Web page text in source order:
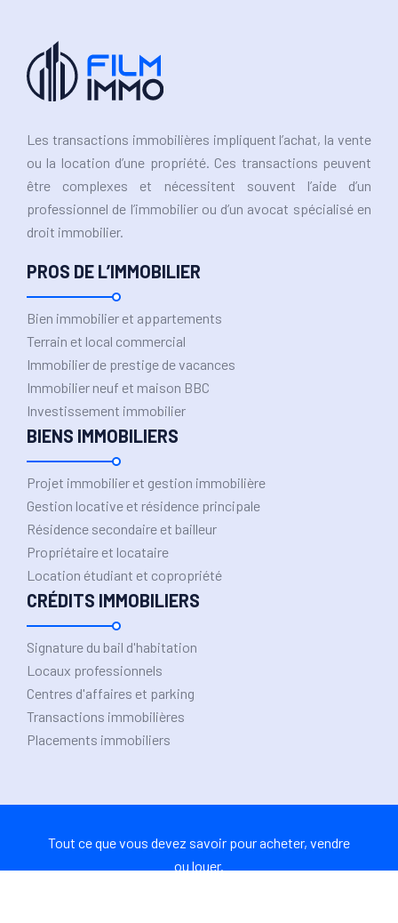
Les transactions immobilières impliquent l’achat, la vente
ou la location d’une propriété. Ces transactions peuvent
être complexes et nécessitent souvent l’aide d’un
professionnel de l’immobilier ou d’un avocat spécialisé en
droit immobilier.
PROS DE L’IMMOBILIER
Bien immobilier et appartements
Terrain et local commercial
Immobilier de prestige de vacances
Immobilier neuf et maison BBC
Investissement immobilier
BIENS IMMOBILIERS
Projet immobilier et gestion immobilière
Gestion locative et résidence principale
Résidence secondaire et bailleur
Propriétaire et locataire
Location étudiant et copropriété
CRÉDITS IMMOBILIERS
Signature du bail d'habitation
Locaux professionnels
Centres d'affaires et parking
Transactions immobilières
Placements immobiliers
Tout ce que vous devez savoir pour acheter, vendre
ou louer.